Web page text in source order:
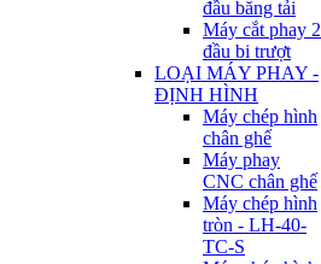
đầu băng tải
Máy cắt phay 2
đầu bi trượt
LOẠI MÁY PHAY -
ĐỊNH HÌNH
Máy chép hình
chân ghế
Máy phay
CNC chân ghế
Máy chép hình
tròn - LH-40-
TC-S